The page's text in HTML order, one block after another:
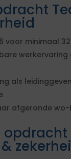
voor minimaal
als
afgeronde